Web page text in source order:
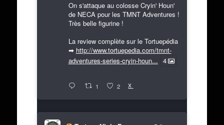
On s'attaque au colosse Cryin' Houn'
de NECA pour les TMNT Adventures !
Très belle figurine !
La review complète sur le Tortuepédia
➡ http://www.tortuepedia.com/tmnt-
adventures-series-cryin-houn... 4
1 2 X